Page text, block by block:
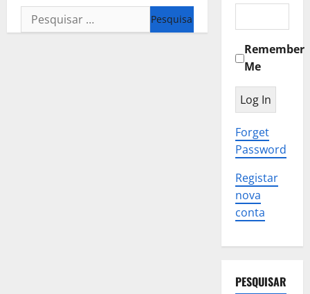
Pesquisar
por:
Remember
Me
Forget
Password
Registar
nova
conta
PESQUISAR